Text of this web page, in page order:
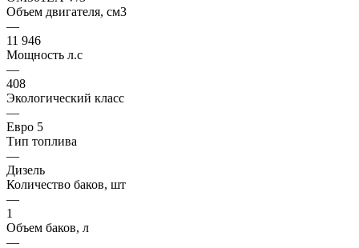
Объем двигателя, см3
—
11 946
Мощность л.с
—
408
Экологический класс
—
Евро 5
Тип топлива
—
Дизель
Количество баков, шт
—
1
Объем баков, л
—